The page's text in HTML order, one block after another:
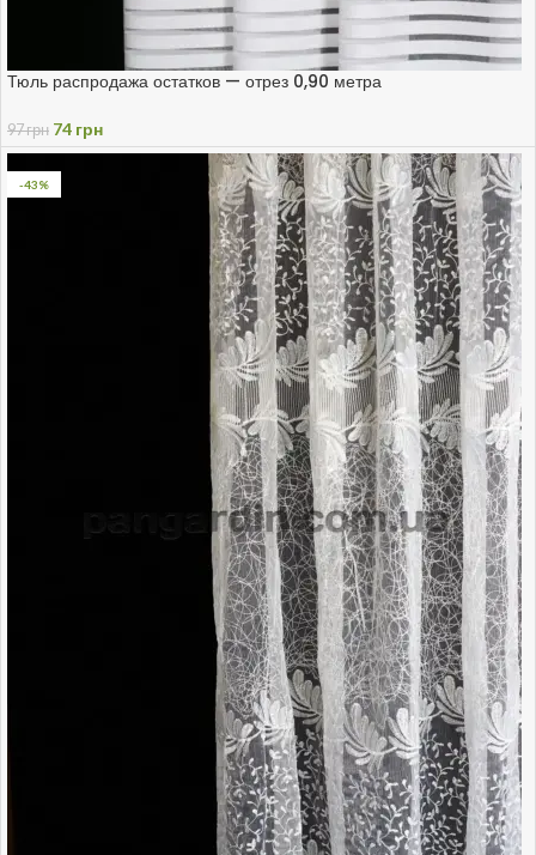
Тюль распродажа остатков — отрез 0,90 метра
97грн 74 грн
-43%